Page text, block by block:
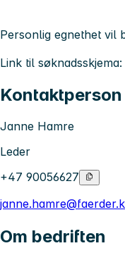
Personlig egnethet vil
Link til søknadsskjema:
Janne Hamre
Leder
+47 90056627
Om bedriften